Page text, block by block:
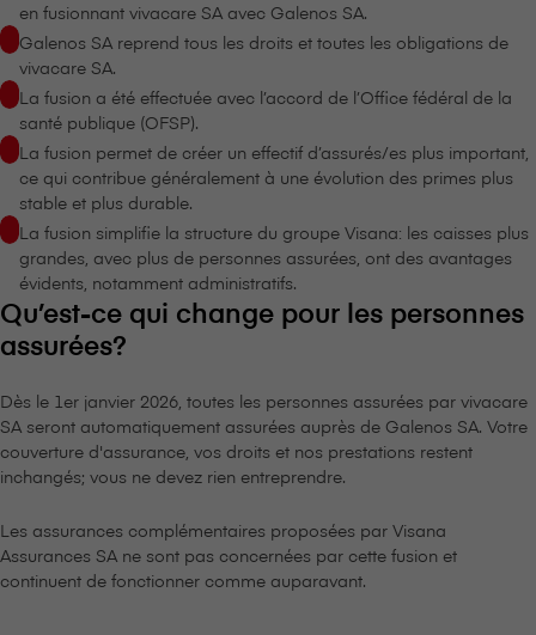
en fusionnant vivacare SA avec Galenos SA.
Galenos SA reprend tous les droits et toutes les obligations de
vivacare SA.
La fusion a été effectuée avec l’accord de l’Office fédéral de la
santé publique (OFSP).
La fusion permet de créer un effectif d’assurés/es plus important,
ce qui contribue généralement à une évolution des primes plus
stable et plus durable.
La fusion simplifie la structure du groupe V⁠i⁠s⁠a⁠n⁠a: les caisses plus
grandes, avec plus de personnes assurées, ont des avantages
évidents, notamment administratifs.
Qu’est-ce qui change pour les personnes
assurées?
Dès le 1er janvier 2026, toutes les personnes assurées par vivacare
SA seront automatiquement assurées auprès de Galenos SA. Votre
couverture d'assurance, vos droits et nos prestations restent
inchangés; vous ne devez rien entreprendre.
Les assurances complémentaires proposées par V⁠i⁠s⁠a⁠n⁠a
Assurances SA ne sont pas concernées par cette fusion et
continuent de fonctionner comme auparavant.